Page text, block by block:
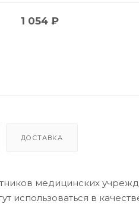
1 054₽
ДОСТАВКА
медицинских
использоваться в